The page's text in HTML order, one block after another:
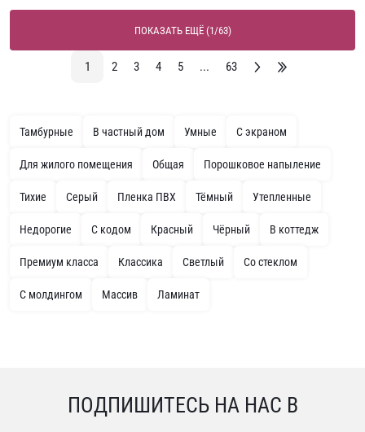
ПОКАЗАТЬ ЕЩЁ (1/63)
1 2 3 4 5 ... 63
Тамбурные В частный дом Умные С экраном
Для жилого помещения Общая Порошковое напыление
Тихие Серый Пленка ПВХ Тёмный Утепленные
Недорогие С кодом Красный Чёрный В коттедж
Премиум класса Классика Светлый Со стеклом
С молдингом Массив Ламинат
ПОДПИШИТЕСЬ НА НАС В